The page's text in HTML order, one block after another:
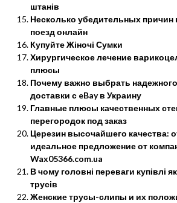
штанів
Несколько убедительных причин
поезд онлайн
Купуйте Жіночі Сумки
Хирургическое лечение
плюсы
Почему важно выбрать
доставки с eBay в Украину
Главные плюсы качественных
перегородок под заказ
Церезин высочайшего качества:
идеальное предложение от
Wax05366.com.ua
В чому головні переваги купівлі
трусів
Женские трусы-слипы и их